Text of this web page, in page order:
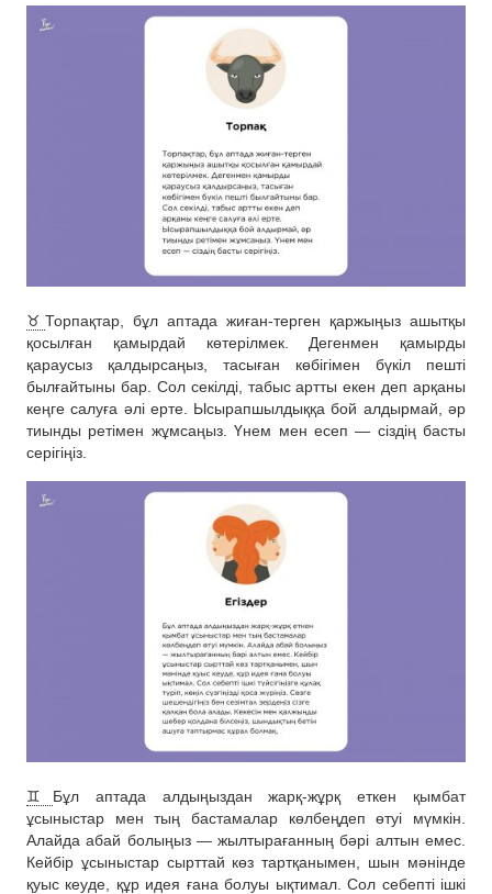
♉️ Торпақтар, бұл аптада жиған-терген қаржыңыз ашытқы
қосылған қамырдай көтерілмек. Дегенмен қамырды
қараусыз қалдырсаңыз, тасыған көбігімен бүкіл пешті
былғайтыны бар. Сол секілді, табыс артты екен деп арқаны
кеңге салуға әлі ерте. Ысырапшылдыққа бой алдырмай, әр
тиынды ретімен жұмсаңыз. Үнем мен есеп — сіздің басты
серігіңіз.
♊️ Бұл аптада алдыңыздан жарқ-жұрқ еткен қымбат
ұсыныстар мен тың бастамалар көлбеңдеп өтуі мүмкін.
Алайда абай болыңыз — жылтырағанның бәрі алтын емес.
Кейбір ұсыныстар сырттай көз тартқанымен, шын мәнінде
қуыс кеуде, құр идея ғана болуы ықтимал. Сол себепті ішкі